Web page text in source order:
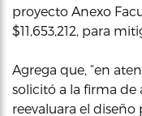
proyecto Anexo
$11,653,212, para
Agrega que, “en
solicitó a la firma
reevaluara el diseño